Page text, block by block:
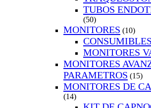
TUBOS
(50)
MONITORES (10)
MONITORES
MONITORES
PARAMETROS (15)
MONITORES DE
(14)